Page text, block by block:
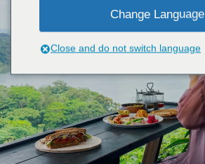
Change Language
Close and do not switch language